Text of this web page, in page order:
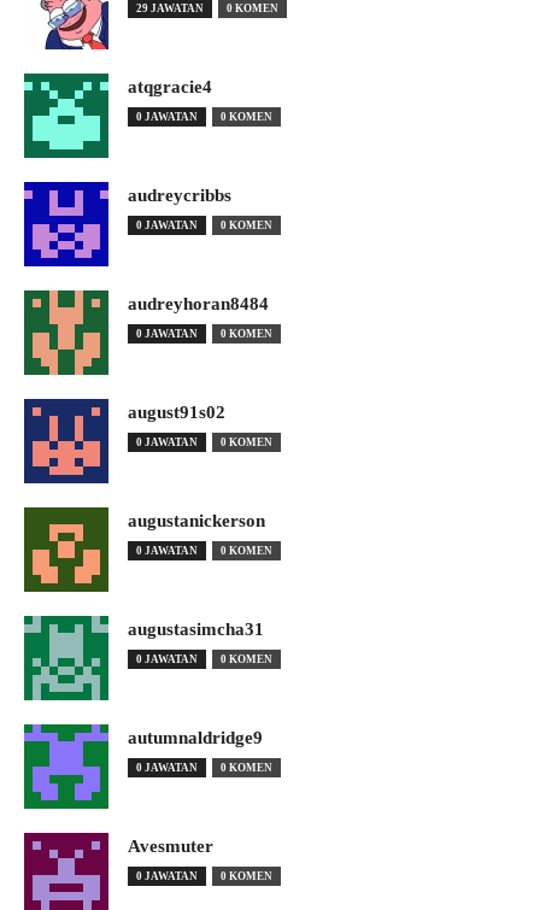
29 JAWATAN 0 KOMEN
atqgracie4
0 JAWATAN 0 KOMEN
audreycribbs
0 JAWATAN 0 KOMEN
audreyhoran8484
0 JAWATAN 0 KOMEN
august91s02
0 JAWATAN 0 KOMEN
augustanickerson
0 JAWATAN 0 KOMEN
augustasimcha31
0 JAWATAN 0 KOMEN
autumnaldridge9
0 JAWATAN 0 KOMEN
Avesmuter
0 JAWATAN 0 KOMEN